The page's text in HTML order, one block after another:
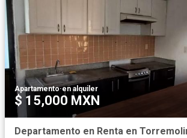
Apartamento·en alquiler
$ 15,000 MXN